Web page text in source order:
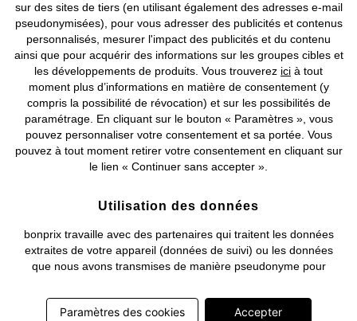
© 2026 bonprix.Tous droits réservés.
Deutsch Français
sur des sites de tiers (en utilisant également des adresses e-mail
pseudonymisées), pour vous adresser des publicités et contenus
personnalisés, mesurer l'impact des publicités et du contenu
ainsi que pour acquérir des informations sur les groupes cibles et
les développements de produits. Vous trouverez ici à tout
moment plus d’informations en matière de consentement (y
compris la possibilité de révocation) et sur les possibilités de
paramétrage. En cliquant sur le bouton « Paramètres », vous
pouvez personnaliser votre consentement et sa portée. Vous
pouvez à tout moment retirer votre consentement en cliquant sur
le lien « Continuer sans accepter ».
Utilisation des données
bonprix travaille avec des partenaires qui traitent les données
extraites de votre appareil (données de suivi) ou les données
que nous avons transmises de manière pseudonyme pour
établissements d’un profil) ou pour le compte de tiers. Dans ce
cadre, non seulement la collecte des données de suivi ou la
Paramètres des cookies Accepter